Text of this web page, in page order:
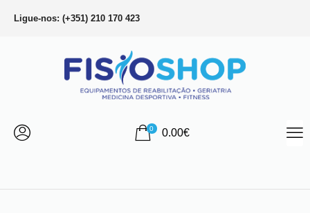
Ligue-nos: (+351) 210 170 423
0 0.00€